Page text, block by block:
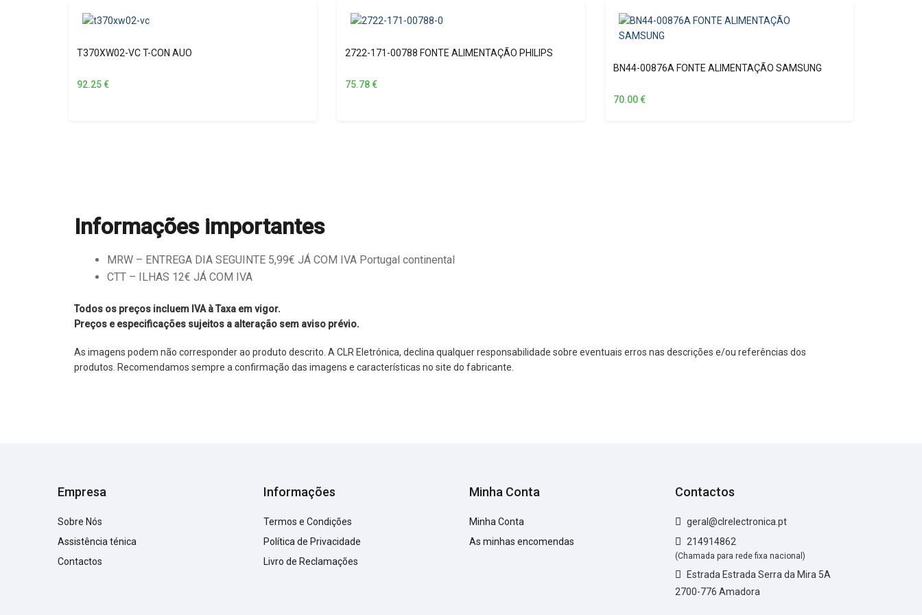
T370XW02-VC T-CON AUO
92.25€
2722-171-00788 FONTE ALIMENTAÇÃO PHILIPS
75.78€
BN44-00876A FONTE ALIMENTAÇÃO SAMSUNG
70.00€
Informações importantes
MRW – ENTREGA DIA SEGUINTE 5,99€ JÁ COM IVA Portugal continental
CTT – ILHAS 12€ JÁ COM IVA
Todos os preços incluem IVA à Taxa em vigor.
Preços e especificações sujeitos a alteração sem aviso prévio.
As imagens podem não corresponder ao produto descrito. A CLR Eletrónica, declina qualquer responsabilidade sobre eventuais erros nas descrições e/ou referências dos
produtos. Recomendamos sempre a confirmação das imagens e características no site do fabricante.
Empresa
Sobre Nós
Assistência ténica
Contactos
Informações
Termos e Condições
Política de Privacidade
Livro de Reclamações
Minha Conta
Minha Conta
As minhas encomendas
Contactos
geral@clrelectronica.pt
214914862
(Chamada para rede fixa nacional)
Estrada Estrada Serra da Mira 5A
2700-776 Amadora